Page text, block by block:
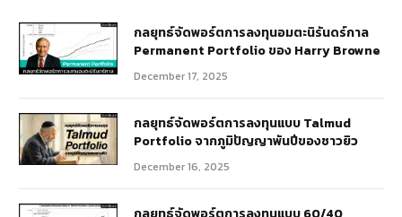
กลยุทธ์​จัดพอร์ตการลงทุนอมตะนิรันดร์กาล
Permanent Portfolio ของ Harry Browne
December 17, 2025
กลยุทธ์จัดพอร์ตการลงทุนแบบ Talmud
Portfolio จากภูมิปัญญาพันปีของชาวยิว
December 16, 2025